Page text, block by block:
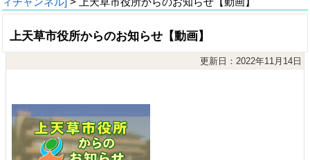
上天草市役所からのお知らせ【動画】
更新日：2022年11月14日